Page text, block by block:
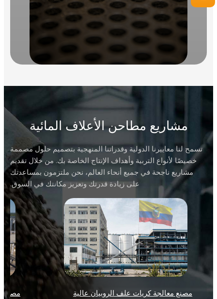
مشاريع مطاحن الأعلاف المائية
تسمح لنا معاييرنا الدولية وقدراتنا المنهجية بتصميم حلول مصممة
خصيصًا لأنواع التربية وأهداف الإنتاج الخاصة بك. من خلال تقديم
مشاريع ناجحة في جميع أنحاء العالم، نحن ملتزمون بمساعدتك
على زيادة قدرتك وتعزيز مكانتك في السوق.
مصنع معالجة كريات علف الروبيان عالية
مصنع